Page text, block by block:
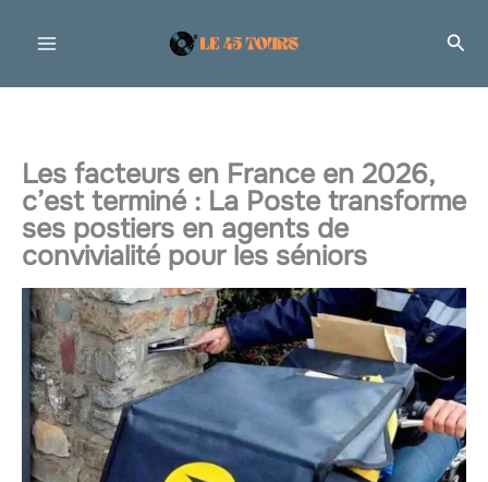
Les facteurs en France en 2026,
c’est terminé : La Poste transforme
ses postiers en agents de
convivialité pour les séniors